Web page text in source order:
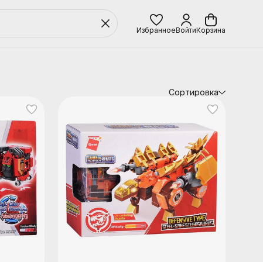
ИзбранноеВойтиКорзина
Сортировка